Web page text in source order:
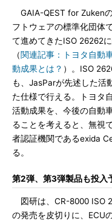
GAIA-QEST for Zuken
フトウェアの標準化団体
て進めてきたISO 26262
（関連記事：トヨタ自動
動成果とは？ ）。ISO
も、JasParが先述した活
た仕様で行える。トヨタ
活動成果を、今後の自動
ることを考えると、無視
者認証機関であるexida
る。
第2弾、第3弾製品も投入
図研は、CR-8000 ISO
の発売を皮切りに、ECU